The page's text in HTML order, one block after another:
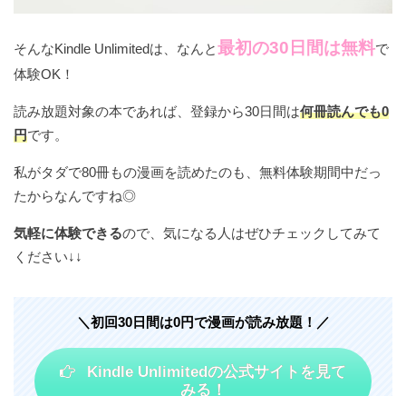
そんなKindle Unlimitedは、なんと最初の30日間は無料で
体験OK！
読み放題対象の本であれば、登録から30日間は何冊読んでも0
円です。
私がタダで80冊もの漫画を読めたのも、無料体験期間中だっ
たからなんですね◎
気軽に体験できるので、気になる人はぜひチェックしてみて
ください↓↓
＼初回30日間は0円で漫画が読み放題！／
Kindle Unlimitedの公式サイトを見て
みる！